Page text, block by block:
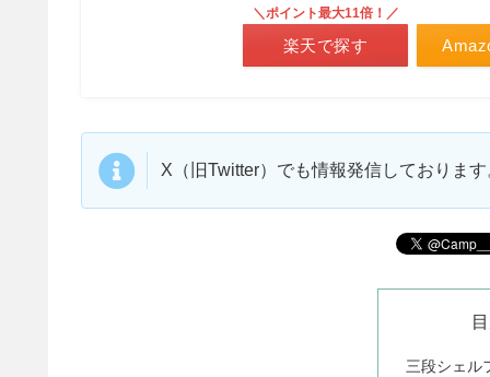
＼ポイント最大11倍！／
楽天で探す
X（旧Twitter）でも情報発信しておりま
三段シェル